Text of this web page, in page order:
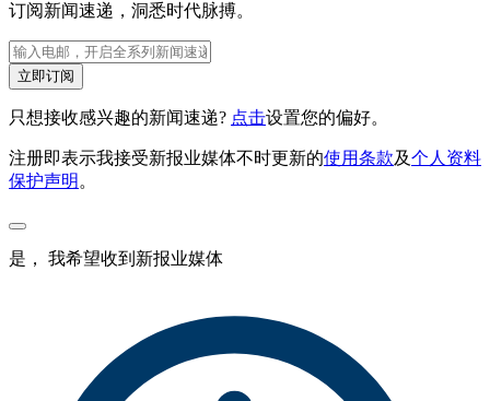
订阅新闻速递，洞悉时代脉搏。
立即订阅
只想接收感兴趣的新闻速递? 点击设置您的偏好。
注册即表示我接受新报业媒体不时更新的使用条款及个人资料
保护声明 。
是， 我希望收到新报业媒体